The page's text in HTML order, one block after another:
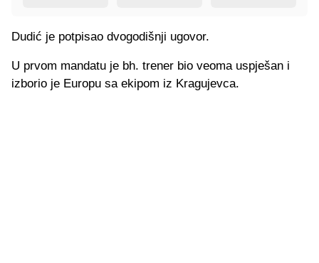
Dudić je potpisao dvogodišnji ugovor.
U prvom mandatu je bh. trener bio veoma uspješan i
izborio je Europu sa ekipom iz Kragujevca.